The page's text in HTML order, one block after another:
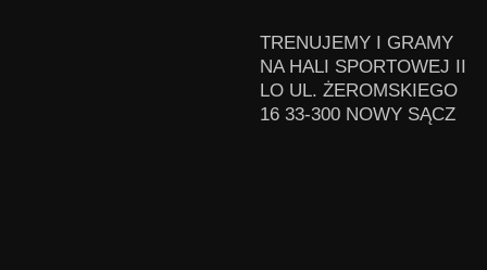
TRENUJEMY I GRAMY
NA HALI SPORTOWEJ II
LO UL. ŻEROMSKIEGO
16 33-300 NOWY SĄCZ